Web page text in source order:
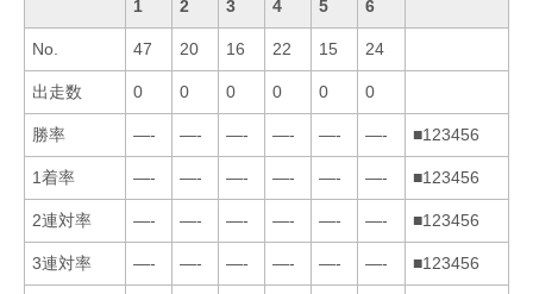
1 2 3 4 5 6
No. 47 20 16 22 15 24
出走数 0 0 0 0 0 0
勝率 —- —- —- —- —- —- ■123456
1着率 —- —- —- —- —- —- ■123456
2連対率 —- —- —- —- —- —- ■123456
3連対率 —- —- —- —- —- —- ■123456